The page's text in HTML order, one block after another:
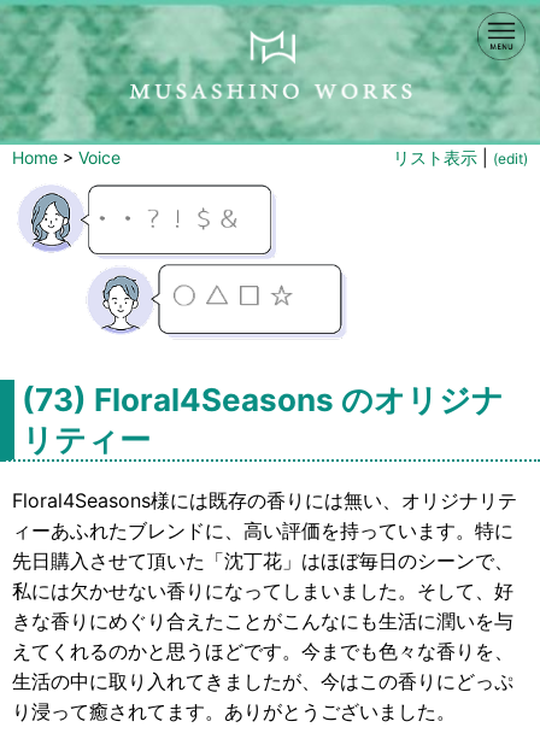
Home > Voice リスト表示 (edit)
(73) Floral4Seasons のオリジナ
リティー
Floral4Seasons様には既存の香りには無い、オリジナリテ
ィーあふれたブレンドに、高い評価を持っています。特に
先日購入させて頂いた「沈丁花」はほぼ毎日のシーンで、
私には欠かせない香りになってしまいました。そして、好
きな香りにめぐり合えたことがこんなにも生活に潤いを与
えてくれるのかと思うほどです。今までも色々な香りを、
生活の中に取り入れてきましたが、今はこの香りにどっぷ
り浸って癒されてます。ありがとうございました。